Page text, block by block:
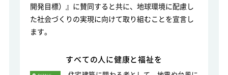
開発目標）』に賛同すると共に、 地球環境に配慮し
た社会づくりの実現に向けて取り組むことを宣言し
ます。
すべての人に健康と福祉を